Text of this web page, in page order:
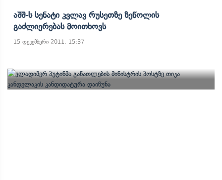
Აშშ-Ს Სენატი Კვლავ Რუსეთზე Ზეწოლის
Გაძლიერებას Მოითხოვს
15 დეკემბერი 2011, 15:37